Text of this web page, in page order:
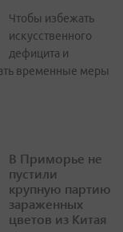
Чтобы избежать
искусственного
дефицита и
временные меры
В Приморье не
пустили
крупную партию
зараженных
цветов из Китая